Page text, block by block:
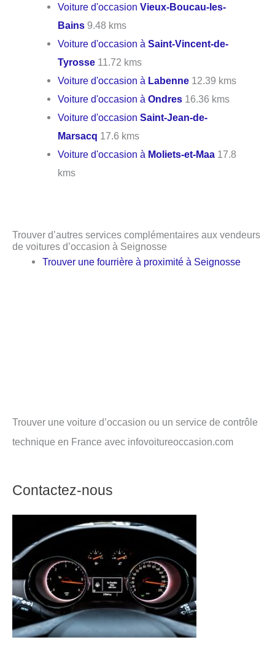
Voiture d'occasionVieux-Boucau-les-
Bains 9.48 kms
Voiture d'occasion àSaint-Vincent-de-
Tyrosse 11.72 kms
Voiture d'occasion à Labenne 12.39 kms
Voiture d'occasion àOndres 16.36 kms
Voiture d'occasionSaint-Jean-de-
Marsacq 17.6 kms
Voiture d'occasion à Moliets-et-Maa 17.8
kms
Trouver d’autres services complémentaires aux vendeurs
de voitures d’occasion à Seignosse
Trouver une fourrière à proximité à Seignosse
Trouver une voiture d’occasion ou un service de contrôle
technique en France avec infovoitureoccasion.com
Contactez-nous